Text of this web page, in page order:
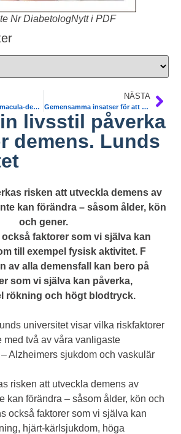
Nr DiabetologNytt i PDF
Metformin minskar macula-degeneration med 37%. Observationsstudie
NÄSTA
Gemensamma insatser för att stärka obesitasvården. Partnerskap för kunskapsstyrning. Socialstyrelsen
livsstil påverka
demens. Lunds
risken att utveckla demens av
kan förändra – såsom ålder, kön
och gener.
också faktorer som vi själva kan
till exempel fysisk aktivitet. F
av alla demensfall kan bero på
som vi själva kan påverka,
rökning och högt blodtryck.
universitet visar vilka riskfaktorer
med två av våra vanligaste
Alzheimers sjukdom och vaskulär
risken att utveckla demens av
kan förändra – såsom ålder, kön och
också faktorer som vi själva kan
hjärt-kärlsjukdom, höga